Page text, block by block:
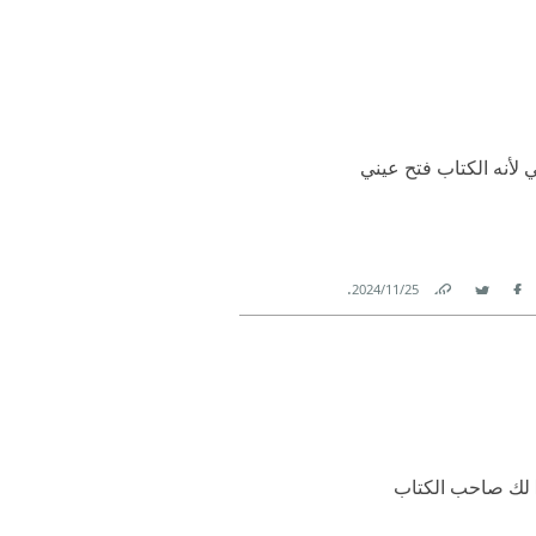
الكتاب فتح عيني
Facebook
Twitter
Link
25‏/11‏/2024
.
لك صاحب الكتاب